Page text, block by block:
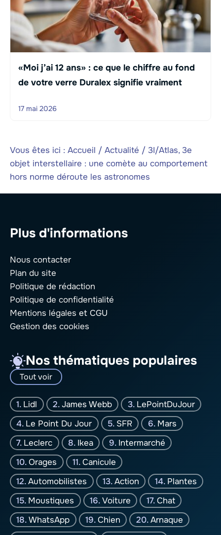
«Moi j’ai 12 ans» : ce que le chiffre au fond
de votre verre Duralex signifie vraiment
17 mai 2026
Vous êtes ici : Accueil / Actualité / 3I/Atlas, 3e
objet interstellaire : une comète au comportement
hors norme déroute les astronomes
Plus d'informations
Nous contacter
Plan du site
Politique de rédaction
Politique de confidentialité
Mentions légales et CGU
Gestion des cookies
Nos thématiques populaires
Tout voir
Lidl James Webb
LePointDuJour
Le Point Du Jour
SFR
Mars
Leclerc
Ikea
Intermarché
Orages
Canicule
Automobilistes
Action
Plantes
Moustiques
Voiture
Chat
WhatsApp
Chien
Arnaque